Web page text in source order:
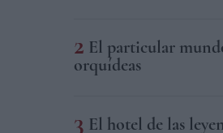
El particular
orquídeas
El hotel de las